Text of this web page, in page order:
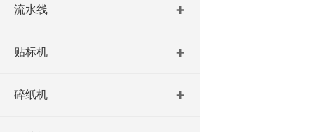
流水线
贴标机
碎纸机